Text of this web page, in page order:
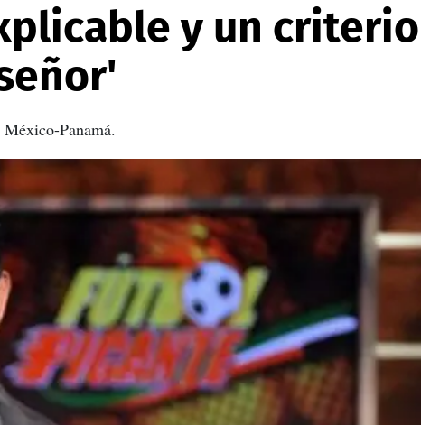
y un criterio
Panamá.